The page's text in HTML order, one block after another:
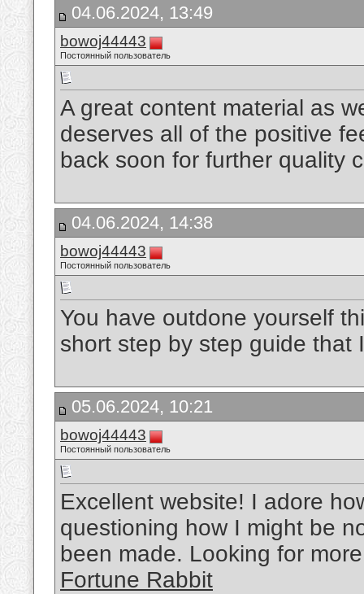
04.06.2024, 13:49
bowoj44443
Постоянный пользователь
A great content material as
deserves all of the positive
back soon for further quality
04.06.2024, 14:38
bowoj44443
Постоянный пользователь
You have outdone yourself
short step by step guide
05.06.2024, 10:21
bowoj44443
Постоянный пользователь
Excellent website! I adore
questioning how I might be
been made. Looking for
Fortune Rabbit